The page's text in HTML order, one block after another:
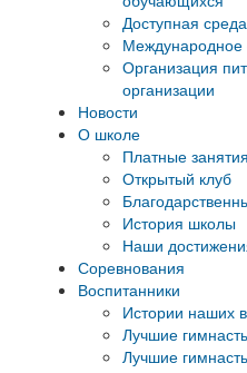
Доступная среда
Международное
Организация
организации
Новости
О школе
Платные занятия
Открытый клуб
История школы
Наши
Соревнования
Воспитанники
Истории наших
Лучшие
Лучшие